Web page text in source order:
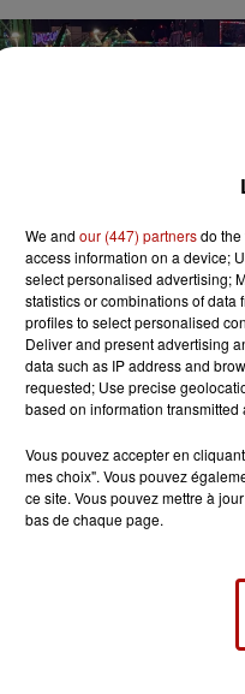
de retour, cette
le plus sensationnel :
We and our (447) partnersdo
access information on a device;
select personalised advertising;
statistics or combinations of
profiles to select personalised
Deliver and present advertising
data such as IP address and
requested; Use precise
based on information transmitted
Vous pouvez accepter en
mes choix". Vous pouvez
ce site. Vous pouvez mettre à
bas de chaque page.